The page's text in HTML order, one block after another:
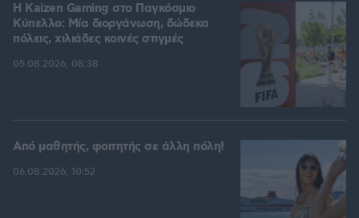
H Kaizen Gaming στο Παγκόσμιο
Kύπελλο: Μία διοργάνωση, δώδεκα
πόλεις, χιλιάδες κοινές στιγμές
05.08.2026, 08:38
Από μαθητής, φοιτητής σε άλλη πόλη!
06.08.2026, 10:52